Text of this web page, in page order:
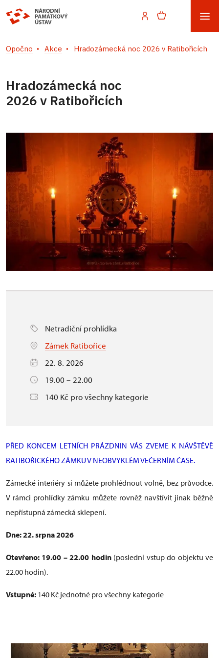
Opočno Akce Hradozámecká noc 2026 v Ratibořicích
Hradozámecká noc
2026 v Ratibořicích
Netradiční prohlídka
Zámek Ratibořice
22. 8. 2026
19.00 – 22.00
140 Kč pro všechny kategorie
PŘED KONCEM LETNÍCH PRÁZDNIN VÁS ZVEME K NÁVŠTĚVĚ
RATIBOŘICKÉHO ZÁMKU V NEOBVYKLÉM VEČERNÍM ČASE.
Zámecké interiéry si můžete prohlédnout volně, bez průvodce.
V rámci prohlídky zámku můžete rovněž navštívit jinak běžně
nepřístupná zámecká sklepení.
Dne: 22. srpna 2026
Otevřeno: 19.00 – 22.00 hodin (poslední vstup do objektu ve
22.00 hodin).
Vstupné: 140 Kč jednotné pro všechny kategorie